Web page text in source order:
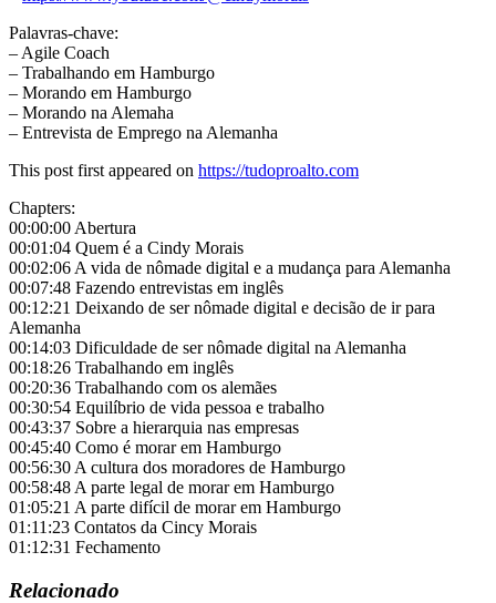
Palavras-chave:
– Agile Coach
– Trabalhando em Hamburgo
– Morando em Hamburgo
– Morando na Alemaha
– Entrevista de Emprego na Alemanha
This post first appeared on https://tudoproalto.com
Chapters:
00:00:00 Abertura
00:01:04 Quem é a Cindy Morais
00:02:06 A vida de nômade digital e a mudança para Alemanha
00:07:48 Fazendo entrevistas em inglês
00:12:21 Deixando de ser nômade digital e decisão de ir para
Alemanha
00:14:03 Dificuldade de ser nômade digital na Alemanha
00:18:26 Trabalhando em inglês
00:20:36 Trabalhando com os alemães
00:30:54 Equilíbrio de vida pessoa e trabalho
00:43:37 Sobre a hierarquia nas empresas
00:45:40 Como é morar em Hamburgo
00:56:30 A cultura dos moradores de Hamburgo
00:58:48 A parte legal de morar em Hamburgo
01:05:21 A parte difícil de morar em Hamburgo
01:11:23 Contatos da Cincy Morais
01:12:31 Fechamento
Relacionado